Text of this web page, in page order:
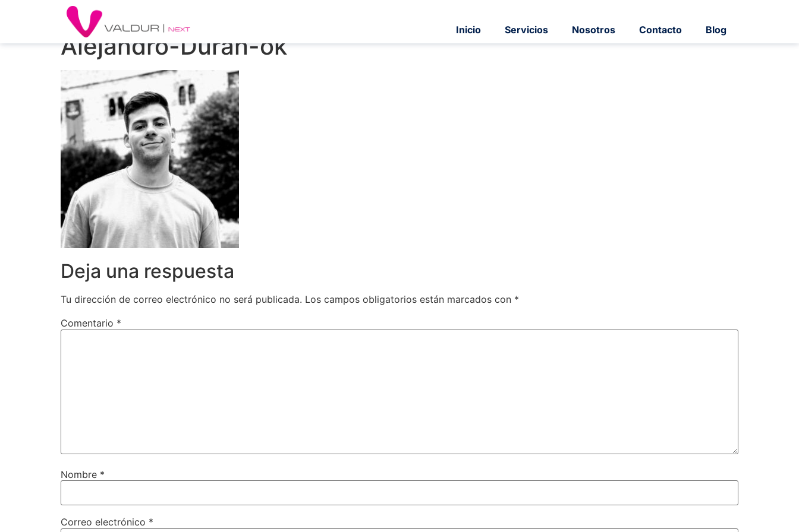
Inicio Servicios Nosotros Contacto Blog
Alejandro-Duran-ok
Deja una respuesta
Tu dirección de correo electrónico no será publicada. Los campos obligatorios están marcados con *
Comentario *
Nombre *
Correo electrónico *